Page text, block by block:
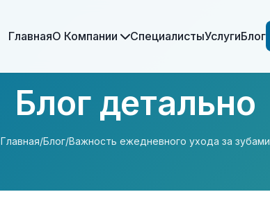
ГлавнаяО Компании СпециалистыУслугиБлог
Блог детально
Главная/Блог/Важность ежедневного ухода за зубами